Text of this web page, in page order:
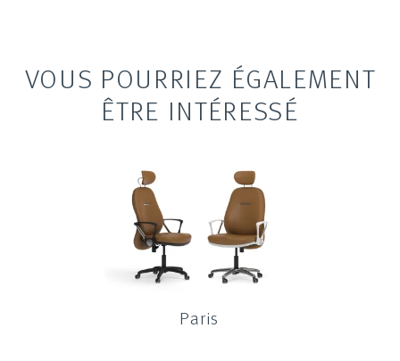
VOUS POURRIEZ ÉGALEMENT
ÊTRE INTÉRESSÉ
Paris